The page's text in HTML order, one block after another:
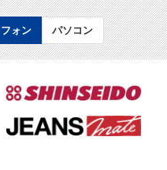
ォン パソコン